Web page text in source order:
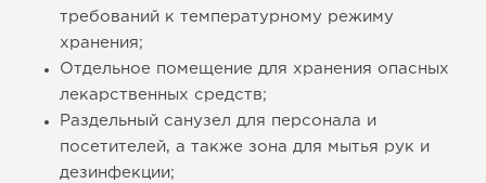
требований к температурному режиму
хранения;
Отдельное помещение для хранения опасных
лекарственных средств;
Раздельный санузел для персонала и
посетителей, а также зона для мытья рук и
дезинфекции;